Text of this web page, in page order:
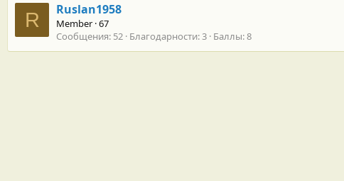
R Ruslan1958
Member ·67
Сообщения 52 Благодарности 3 Баллы 8